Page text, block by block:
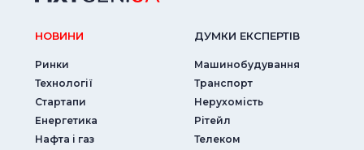
НОВИНИ
Ринки
Технології
Стартапи
Енергетика
Нафта і газ
ДУМКИ ЕКСПЕРТIВ
Машинобудування
Транспорт
Нерухомість
Рітейл
Телеком